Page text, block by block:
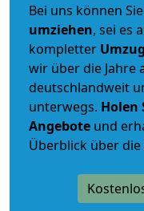
Bei uns können Sie
umziehen, sei es
kompletter Umzug
wir über die Jahre
deutschlandweit
unterwegs. Holen
Angebote und
Überblick über